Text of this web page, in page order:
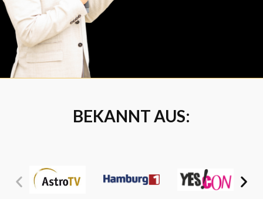
BEKANNT AUS: